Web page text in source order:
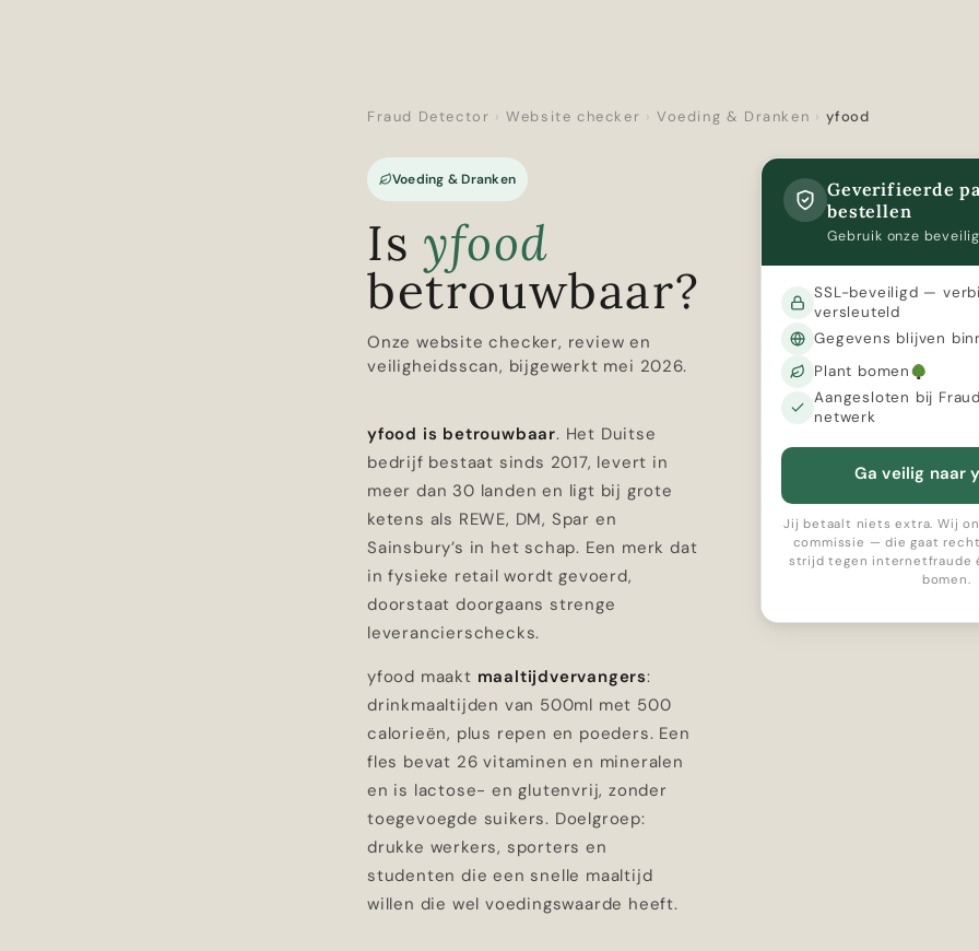
Fraud Detector › Website checker › Voeding & Dranken › yfood
Voeding & Dranken
Is yfood
betrouwbaar?
Onze website checker, review en
veiligheidsscan, bijgewerkt mei 2026.
Geverifieerde
bestellen
Gebruik onze
SSL-beveiligd —
versleuteld
Gegevens blijven
Plant bomen
Aangesloten bij
netwerk
Ga veilig naar
Jij betaalt niets extra. Wij
commissie — die gaat
strijd tegen internetfraude
bomen.
yfood is betrouwbaar. Het Duitse
bedrijf bestaat sinds 2017, levert in
meer dan 30 landen en ligt bij grote
ketens als REWE, DM, Spar en
Sainsbury’s in het schap. Een merk dat
in fysieke retail wordt gevoerd,
doorstaat doorgaans strenge
leverancierschecks.
yfood maakt maaltijdvervangers:
drinkmaaltijden van 500ml met 500
calorieën, plus repen en poeders. Een
fles bevat 26 vitaminen en mineralen
en is lactose- en glutenvrij, zonder
toegevoegde suikers. Doelgroep:
drukke werkers, sporters en
studenten die een snelle maaltijd
willen die wel voedingswaarde heeft.